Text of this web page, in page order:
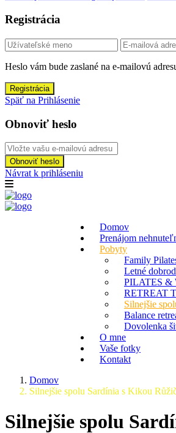
Registrácia
Heslo vám bude zaslané na e-mailovú
Registrácia
Späť na Prihlásenie
Obnoviť heslo
Obnoviť heslo
Návrat k prihláseniu
Domov
Prenájom
Pobyty
Family
Letné
PILATES &
RETREAT
Silnejšie
Balance
Dovolenka
O mne
Vaše fotky
Kontakt
Domov
Silnejšie spolu Sardínia s Kikou
Silnejšie spolu